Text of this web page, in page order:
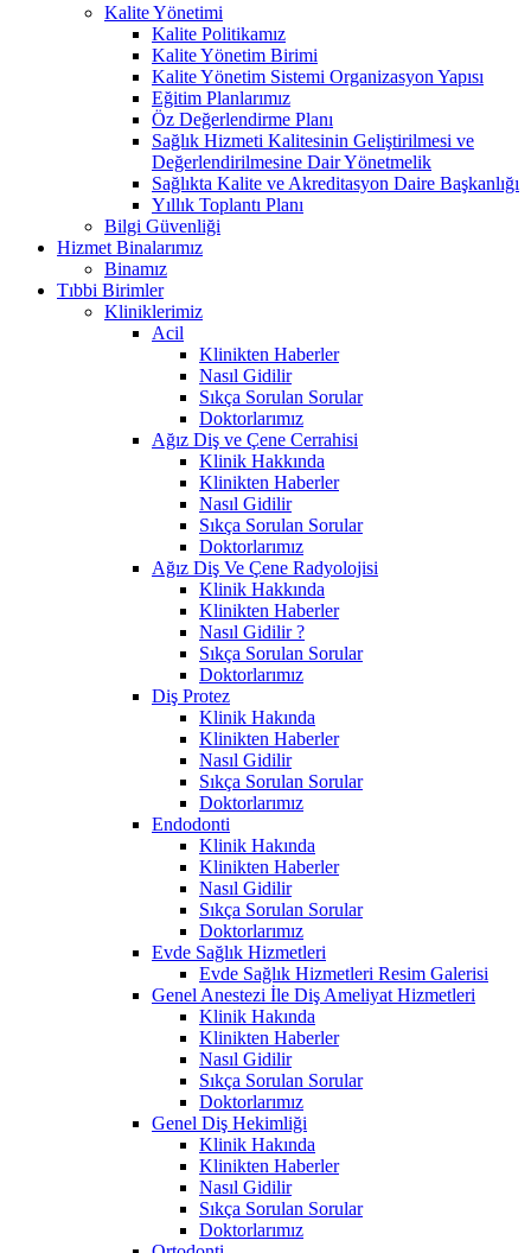
Kalite Yönetimi
Kalite Politikamız
Kalite Yönetim Birimi
Kalite Yönetim Sistemi Organizasyon Yapısı
Eğitim Planlarımız
Öz Değerlendirme Planı
Sağlık Hizmeti Kalitesinin Geliştirilmesi ve
Değerlendirilmesine Dair Yönetmelik
Sağlıkta Kalite ve Akreditasyon Daire Başkanlığı
Yıllık Toplantı Planı
Bilgi Güvenliği
Hizmet Binalarımız
Binamız
Tıbbi Birimler
Kliniklerimiz
Acil
Klinikten Haberler
Nasıl Gidilir
Sıkça Sorulan Sorular
Doktorlarımız
Ağız Diş ve Çene Cerrahisi
Klinik Hakkında
Klinikten Haberler
Nasıl Gidilir
Sıkça Sorulan Sorular
Doktorlarımız
Ağız Diş Ve Çene Radyolojisi
Klinik Hakkında
Klinikten Haberler
Nasıl Gidilir ?
Sıkça Sorulan Sorular
Doktorlarımız
Diş Protez
Klinik Hakında
Klinikten Haberler
Nasıl Gidilir
Sıkça Sorulan Sorular
Doktorlarımız
Endodonti
Klinik Hakında
Klinikten Haberler
Nasıl Gidilir
Sıkça Sorulan Sorular
Doktorlarımız
Evde Sağlık Hizmetleri
Evde Sağlık Hizmetleri Resim Galerisi
Genel Anestezi İle Diş Ameliyat Hizmetleri
Klinik Hakında
Klinikten Haberler
Nasıl Gidilir
Sıkça Sorulan Sorular
Doktorlarımız
Genel Diş Hekimliği
Klinik Hakında
Klinikten Haberler
Nasıl Gidilir
Sıkça Sorulan Sorular
Doktorlarımız